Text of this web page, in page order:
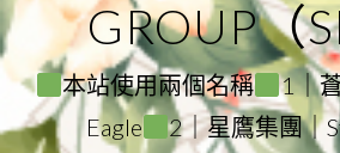
GROUP（
本站使用兩個名稱
1｜
Eagle
2｜星鷹集團｜